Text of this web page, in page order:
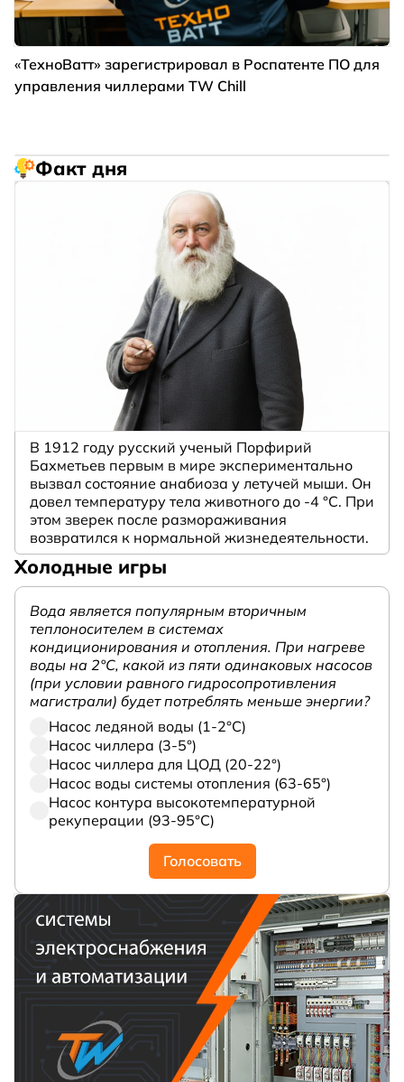
«ТехноВатт» зарегистрировал в Роспатенте ПО для
управления чиллерами TW Chill
Факт дня
В 1912 году русский ученый Порфирий
Бахметьев первым в мире экспериментально
вызвал состояние анабиоза у летучей мыши. Он
довел температуру тела животного до -4 °C. При
этом зверек после размораживания
возвратился к нормальной жизнедеятельности.
Холодные игры
Вода является популярным вторичным
теплоносителем в системах
кондиционирования и отопления. При нагреве
воды на 2°С, какой из пяти одинаковых насосов
(при условии равного гидросопротивления
магистрали) будет потреблять меньше энергии?
Насос ледяной воды (1-2°С)
Насос чиллера (3-5°)
Насос чиллера для ЦОД (20-22°)
Насос воды системы отопления (63-65°)
Насос контура высокотемпературной
рекуперации (93-95°С)
Голосовать